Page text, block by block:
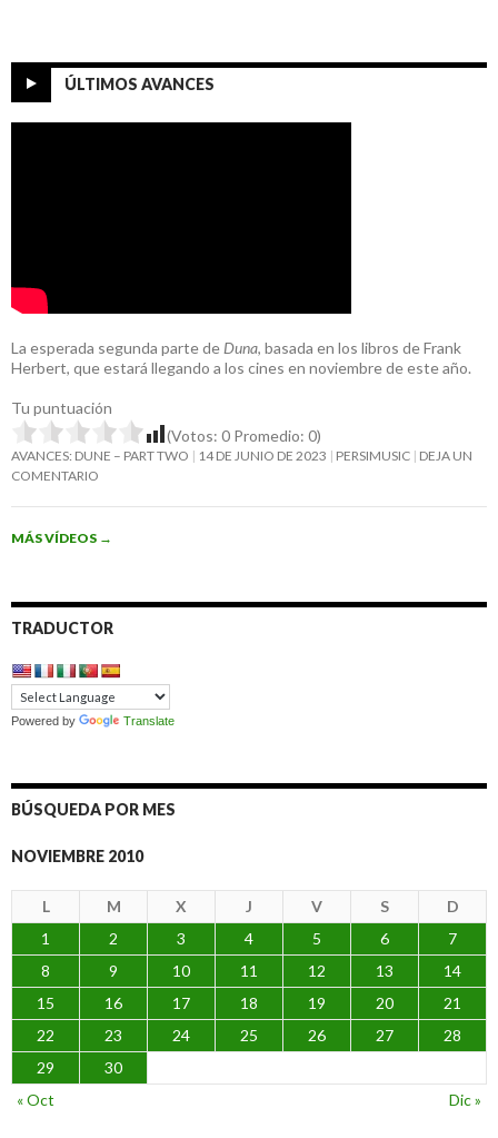
ÚLTIMOS AVANCES
La esperada segunda parte de Duna, basada en los libros de Frank
Herbert, que estará llegando a los cines en noviembre de este año.
Tu puntuación
(Votos: 0 Promedio: 0)
AVANCES: DUNE – PART TWO 14 DE JUNIO DE 2023 PERSIMUSIC DEJA UN
COMENTARIO
MÁS VÍDEOS →
TRADUCTOR
Powered by Translate
BÚSQUEDA POR MES
NOVIEMBRE 2010
L M X J V S
D
1
2 3 4 5 6
7
8
9 10 11 12 13
14
15
16 17 18 19 20
21
22
23 24 25 26 27
28
29
30
« Oct
Dic »